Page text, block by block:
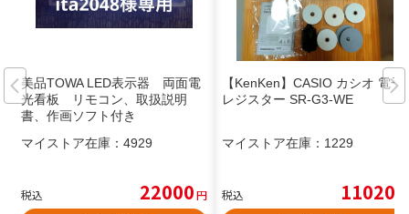
美品TOWA LED表示器 両面電
光看板 リモコン、取扱説明
書、作画ソフト付き
マイストア在庫： 4929
税込 22000円
【KenKen】CASIO カシオ 電子
レジスター SR-G3-WE
マイストア在庫： 1229
税込 11020